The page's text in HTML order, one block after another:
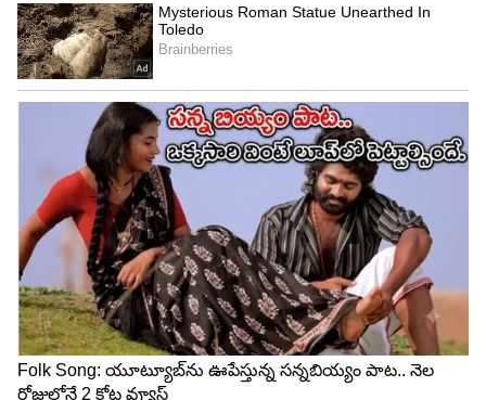
ఇదిలావుంటే తెలంగాణ అసెంబ్లీ ఎన్నికల్లో అనుసరించిన
వ్యూహం సక్సెస్ కావడంతో దాన్నే ఫాలో అవుతోంది ఏపీ
కాంగ్రెస్. ఇప్పటికే కాంగ్రెస్ జాతీయాధ్యక్షుడు ఖర్గేతో ఏపీలోని
ప్రతి పేద కుటుంబానికి నెలకు రూ.5 వేల ఆర్థిక సాయం
చేయనున్నట్లు హామీ ఇచ్చారు. ఇక త్వరలోనే ఏపీకి ప్రత్యేక
హోదాపై కూడా మరో డిక్లరేషన్ ప్రకటించేందుకు కాంగ్రెస్
సిద్దమవుతోంది. ఇలా గ్యారంటీలు, డిక్లరేషన్ల పేరిట హామీలు
ఇచ్చి తెలంగాణలో మాదిరిగానే ఆంధ్ర ప్రదేశ్ లో అధికారాన్ని
చేజిక్కించుకోవాలని కాంగ్రెస్ ప్రయత్నిస్తోంది.